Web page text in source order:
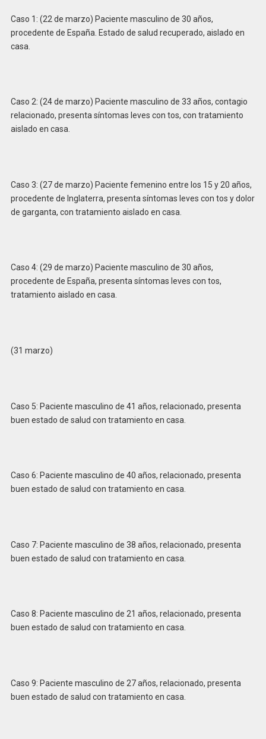
Caso 1: (22 de marzo) Paciente masculino de 30 años,
procedente de España. Estado de salud recuperado, aislado en
casa.
Caso 2: (24 de marzo) Paciente masculino de 33 años, contagio
relacionado, presenta síntomas leves con tos, con tratamiento
aislado en casa.
Caso 3: (27 de marzo) Paciente femenino entre los 15 y 20 años,
procedente de Inglaterra, presenta síntomas leves con tos y dolor
de garganta, con tratamiento aislado en casa.
Caso 4: (29 de marzo) Paciente masculino de 30 años,
procedente de España, presenta síntomas leves con tos,
tratamiento aislado en casa.
(31 marzo)
Caso 5: Paciente masculino de 41 años, relacionado, presenta
buen estado de salud con tratamiento en casa.
Caso 6: Paciente masculino de 40 años, relacionado, presenta
buen estado de salud con tratamiento en casa.
Caso 7: Paciente masculino de 38 años, relacionado, presenta
buen estado de salud con tratamiento en casa.
Caso 8: Paciente masculino de 21 años, relacionado, presenta
buen estado de salud con tratamiento en casa.
Caso 9: Paciente masculino de 27 años, relacionado, presenta
buen estado de salud con tratamiento en casa.